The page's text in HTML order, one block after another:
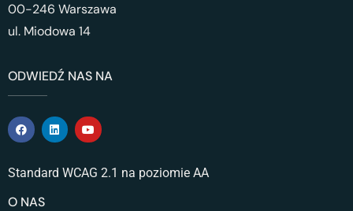
00-246 Warszawa
ul. Miodowa 14
ODWIEDŹ NAS NA
Standard WCAG 2.1 na poziomie AA
O NAS